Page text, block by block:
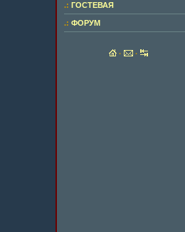
.: ГОСТЕВАЯ
.: ФОРУМ
· ·